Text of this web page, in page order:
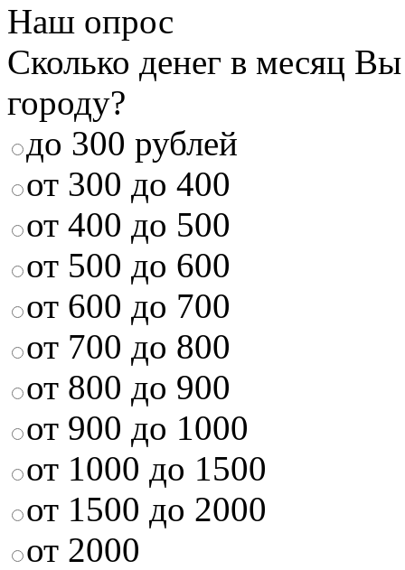
Наш опрос
Сколько денег в месяц
городу?
до 300 рублей
от 300 до 400
от 400 до 500
от 500 до 600
от 600 до 700
от 700 до 800
от 800 до 900
от 900 до 1000
от 1000 до 1500
от 1500 до 2000
от 2000